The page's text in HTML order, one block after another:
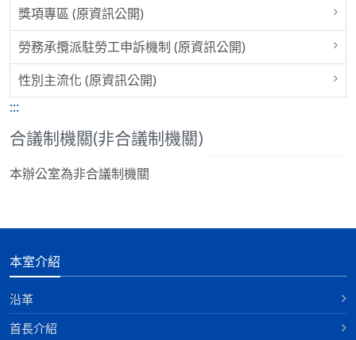
獎項專區 (原資訊公開)
勞務承攬派駐勞工申訴機制 (原資訊公開)
性別主流化 (原資訊公開)
:::
合議制機關(非合議制機關)
本辦公室為非合議制機關
本室介紹
沿革
首長介紹